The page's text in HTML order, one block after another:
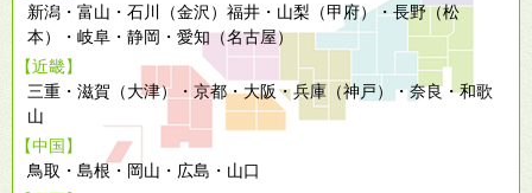
新潟・富山・石川（金沢）福井・山梨（甲府）・長野（松
本）・岐阜・静岡・愛知（名古屋）
【近畿】
三重・滋賀（大津）・京都・大阪・兵庫（神戸）・奈良・和歌
山
【中国】
鳥取・島根・岡山・広島・山口